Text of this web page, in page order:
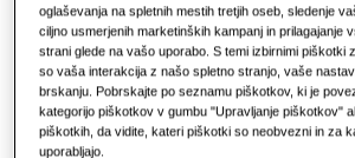
Toplotne črpalke
REŠITVE ZA KOMERCIALNE
Rešitve za klimatizacijo
STANOVANJSKE REŠITVE
Kaj je toplotna črpalka in kako
Prednosti toplotne črpalke
Strokovnjaki
O Samsungu
Naročite se
oglaševanja na spletnih mestih tretjih oseb, sledenje
ciljno usmerjenih marketinških kampanj in prilagajanje
strani glede na vašo uporabo. S temi izbirnimi piškotki
so vaša interakcija z našo spletno stranjo, vaše
brskanju. Pobrskajte po seznamu piškotkov, ki je
kategorijo piškotkov v gumbu "Upravljanje piškotkov"
piškotkih, da vidite, kateri piškotki so neobvezni in za
uporabljajo.